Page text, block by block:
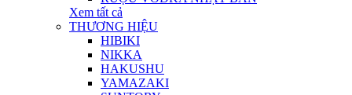
Xem tất cả
THƯƠNG HIỆU
HIBIKI
NIKKA
HAKUSHU
YAMAZAKI